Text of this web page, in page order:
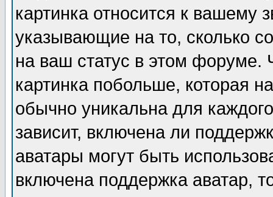
картинка относится к вашему
указывающие на то, сколько
на ваш статус в этом форуме.
картинка побольше, которая
обычно уникальна для
зависит, включена ли
аватары могут быть
включена поддержка аватар,